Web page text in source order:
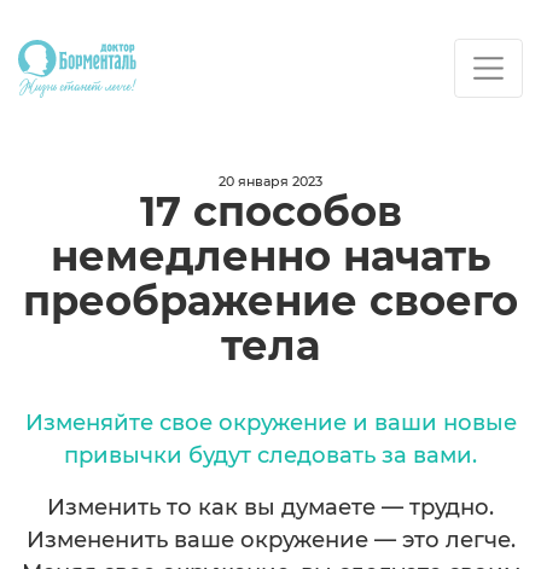
20 января 2023
17 способов
немедленно начать
преображение своего
тела
Изменяйте свое окружение и ваши новые
привычки будут следовать за вами.
Изменить то как вы думаете — трудно.
Измененить ваше окружение — это легче.